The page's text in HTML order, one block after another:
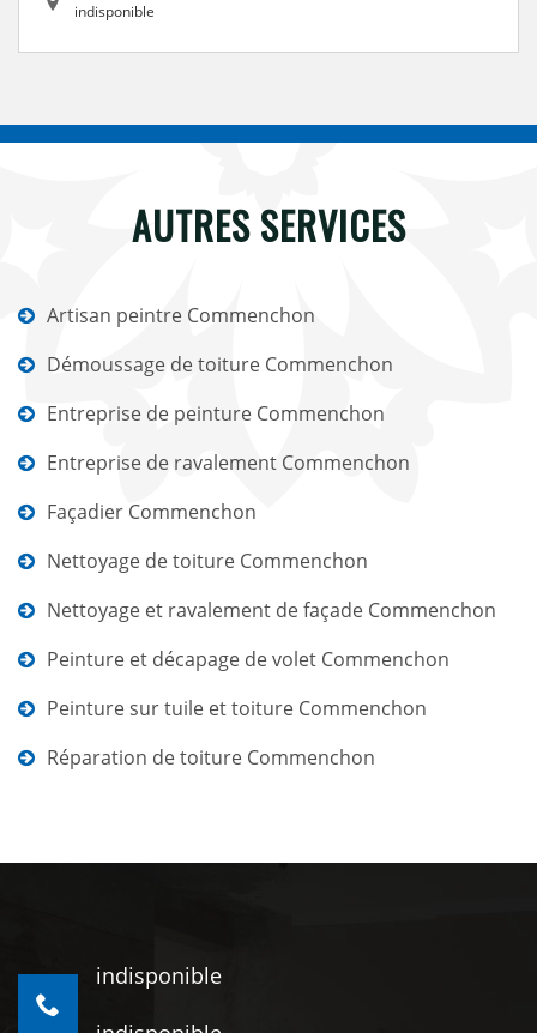
indisponible
AUTRES SERVICES
Artisan peintre Commenchon
Démoussage de toiture Commenchon
Entreprise de peinture Commenchon
Entreprise de ravalement Commenchon
Façadier Commenchon
Nettoyage de toiture Commenchon
Nettoyage et ravalement de façade Commenchon
Peinture et décapage de volet Commenchon
Peinture sur tuile et toiture Commenchon
Réparation de toiture Commenchon
indisponible